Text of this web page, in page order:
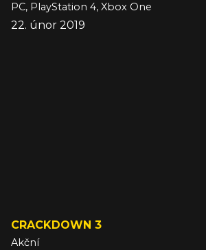
PC, PlayStation 4, Xbox One
22. únor 2019
CRACKDOWN 3
Akční